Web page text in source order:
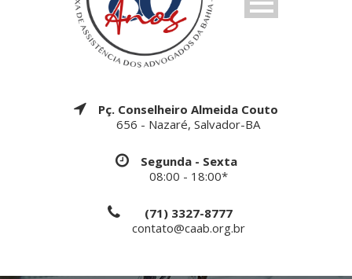
Pç. Conselheiro Almeida Couto
656 - Nazaré, Salvador-BA
Segunda - Sexta
08:00 - 18:00*
(71) 3327-8777
contato@caab.org.br